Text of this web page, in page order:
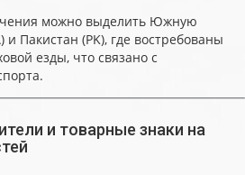
можно выделить Южную
Пакистан (PK), где востребованы
езды, что связано с
и товарные знаки на